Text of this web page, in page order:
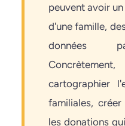
peuvent avoir
d'une famille,
données
cartographier
familiales,
les donations